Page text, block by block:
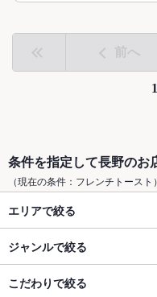
前へ
条件を指定して長野のお
（現在の条件：フレンチトースト）
エリアで絞る
ジャンルで絞る
こだわりで絞る